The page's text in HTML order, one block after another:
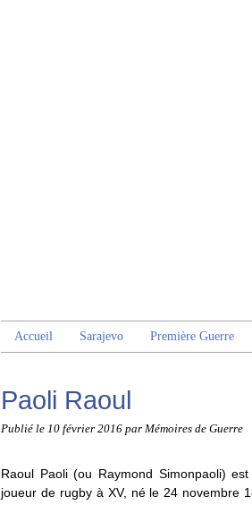
Accueil Sarajevo Première Guerre
Paoli Raoul
Publié le 10 février 2016 par Mémoires de Guerre
Raoul Paoli (ou Raymond Simonpaoli)
joueur de rugby à XV, né le 24 novembre